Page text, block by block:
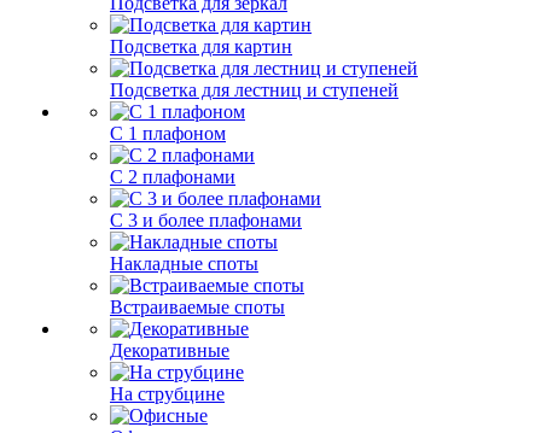
Подсветка для картин
Подсветка для лестниц и ступеней
С 1 плафоном
С 2 плафонами
С 3 и более плафонами
Накладные споты
Встраиваемые споты
Декоративные
На струбцине